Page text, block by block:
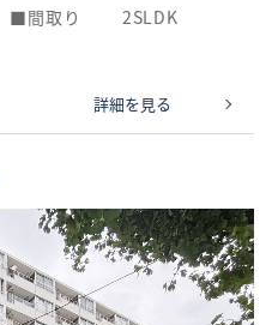
間取り 2SLDK
詳細を見る